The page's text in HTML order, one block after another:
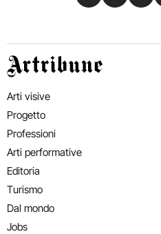
Artribune
Arti visive
Progetto
Professioni
Arti performative
Editoria
Turismo
Dal mondo
Jobs